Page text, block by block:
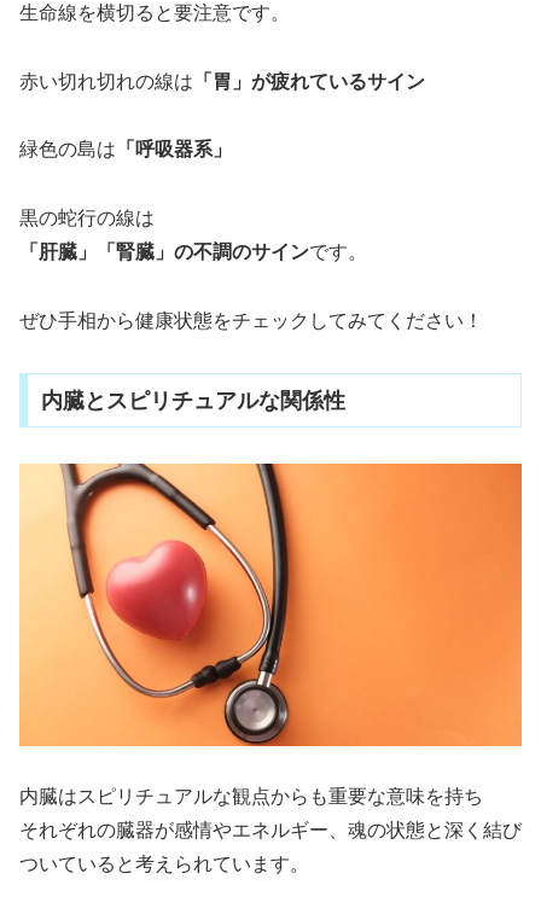
生命線を横切ると要注意です。
赤い切れ切れの線は 「胃」が疲れているサイン
緑色の島は 「呼吸器系」
黒の蛇行の線は
「肝臓」「腎臓」の不調のサインです。
ぜひ手相から健康状態をチェックしてみてください！
内臓とスピリチュアルな関係性
内臓はスピリチュアルな観点からも重要な意味を持ち
それぞれの臓器が感情やエネルギー、魂の状態と深く結び
ついていると考えられています。